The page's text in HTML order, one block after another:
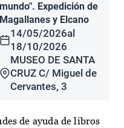
mundo". Expedición de
Magallanes y Elcano
14/05/2026al
18/10/2026
MUSEO DE SANTA
CRUZ C/ Miguel de
Cervantes, 3
de ayuda de libros